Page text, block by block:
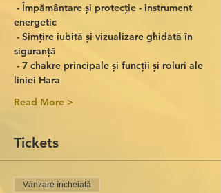
energetic
siguranță
liniei Hara
Read More >
Tickets
Vânzare încheiată